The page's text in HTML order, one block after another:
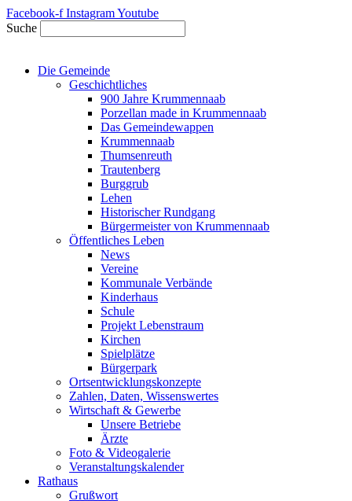
Zum
Inhalt
springen
Facebook-f InstagramYoutube
Suche
Die Gemeinde
Geschichtliches
900 Jahre Krummennaab
Porzellan made in Krummennaab
Das Gemeindewappen
Krummennaab
Thumsenreuth
Trautenberg
Burggrub
Lehen
Historischer Rundgang
Bürgermeister von Krummennaab
Öffentliches Leben
News
Vereine
Kommunale Verbände
Kinderhaus
Schule
Projekt Lebenstraum
Kirchen
Spielplätze
Bürgerpark
Ortsentwicklungskonzepte
Zahlen, Daten, Wissenswertes
Wirtschaft & Gewerbe
Unsere Betriebe
Ärzte
Foto & Videogalerie
Veranstaltungskalender
Rathaus
Grußwort